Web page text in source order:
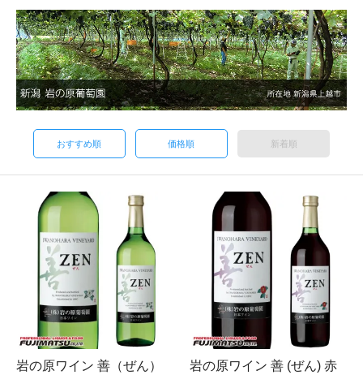
おすすめ順 価格順 新着順
岩の原ワイン 善（ぜん）
岩の原ワイン 善 (ぜん) 赤